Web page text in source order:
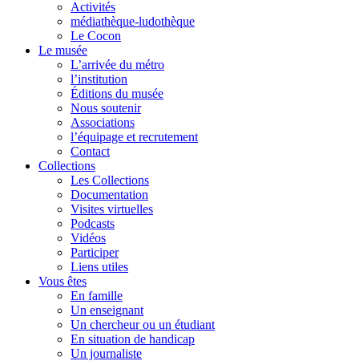
Activités
médiathèque-ludothèque
Le Cocon
Le musée
L’arrivée du métro
l’institution
Éditions du musée
Nous soutenir
Associations
l’équipage et recrutement
Contact
Collections
Les Collections
Documentation
Visites virtuelles
Podcasts
Vidéos
Participer
Liens utiles
Vous êtes
En famille
Un enseignant
Un chercheur ou un étudiant
En situation de handicap
Un journaliste